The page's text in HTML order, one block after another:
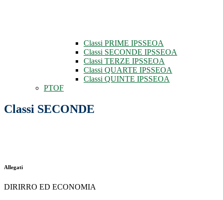
Classi PRIME IPSSEOA
Classi SECONDE IPSSEOA
Classi TERZE IPSSEOA
Classi QUARTE IPSSEOA
Classi QUINTE IPSSEOA
PTOF
Classi SECONDE
Allegati
DIRIRRO ED ECONOMIA